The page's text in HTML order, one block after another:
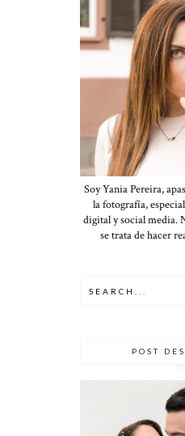
Soy Yania Pereira,
la fotografía,
digital y social media.
se trata de hacer
POST